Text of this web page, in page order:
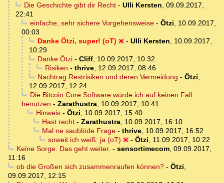
Die Geschichte gibt dir Recht- Ulli Kersten, 09.09.2017,
22:41
einfache, sehr sichere Vorgehensweise- Ötzi, 10.09.2017,
00:03
Danke Ötzi, super! (oT)
- Ulli Kersten, 10.09.2017,
10:29
Danke Ötzi- Cliff, 10.09.2017, 10:32
Risiken - thrive, 12.09.2017, 08:46
Nachtrag Restrisiken und deren Vermeidung - Ötzi,
12.09.2017, 12:24
Die Bitcoin Core Software würde ich auf keinen Fall
benutzen - Zarathustra, 10.09.2017, 10:41
Hinweis- Ötzi, 10.09.2017, 15:40
Hast recht- Zarathustra, 10.09.2017, 16:10
Mal ne saublöde Frage- thrive, 10.09.2017, 16:52
soweit ich weiß: ja (oT)
- Ötzi, 11.09.2017, 10:22
Keine Sorge. Das geht weiter. - sensortimecom, 09.09.2017,
11:16
ob die Großen sich zusammenraufen können?- Ötzi,
09.09.2017, 12:15